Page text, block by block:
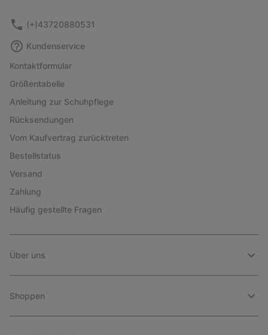
(+)43720880531
Kundenservice
Kontaktformular
Größentabelle
Anleitung zur Schuhpflege
Rücksendungen
Vom Kaufvertrag zurücktreten
Bestellstatus
Versand
Zahlung
Häufig gestellte Fragen
Über uns
Shoppen